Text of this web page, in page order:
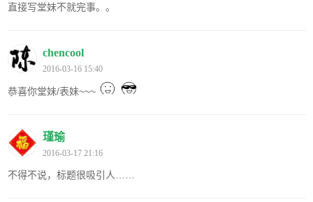
直接写堂妹不就完事。。
chencool
2016-03-16 15:40
恭喜你堂妹/表妹~~~
瑾瑜
2016-03-17 21:16
不得不说，标题很吸引人……